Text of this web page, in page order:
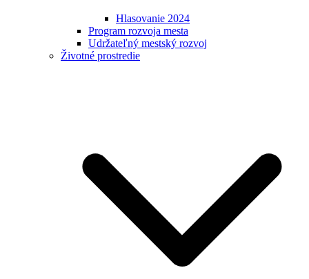
Hlasovanie 2024
Program rozvoja mesta
Udržateľný mestský rozvoj
Životné prostredie